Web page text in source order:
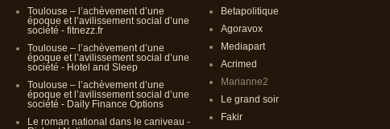
Toulouse – l’achèvement d’une
époque et l’avilissement social d’une
société - fitnezz.fr
Toulouse – l’achèvement d’une
époque et l’avilissement social d’une
société - Hotel and Sleep
Toulouse – l’achèvement d’une
époque et l’avilissement social d’une
société - Daily Finance Options
Le roman national dans le caniveau -
Betapolitique
Agoravox
Mediapart
Acrimed
Marianne2
Le grand soir
Fakir